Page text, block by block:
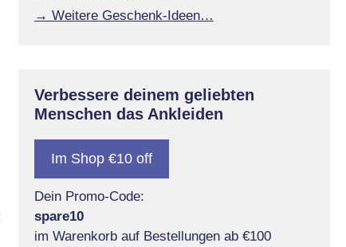
→ Weitere Geschenk-Ideen…
Verbessere deinem geliebten
Menschen das Ankleiden
Im Shop €10 off
Dein Promo-Code:
spare10
im Warenkorb auf Bestellungen ab €100